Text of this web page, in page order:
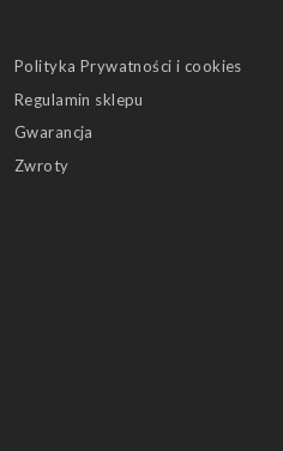
Polityka Prywatności i cookies
Regulamin sklepu
Gwarancja
Zwroty